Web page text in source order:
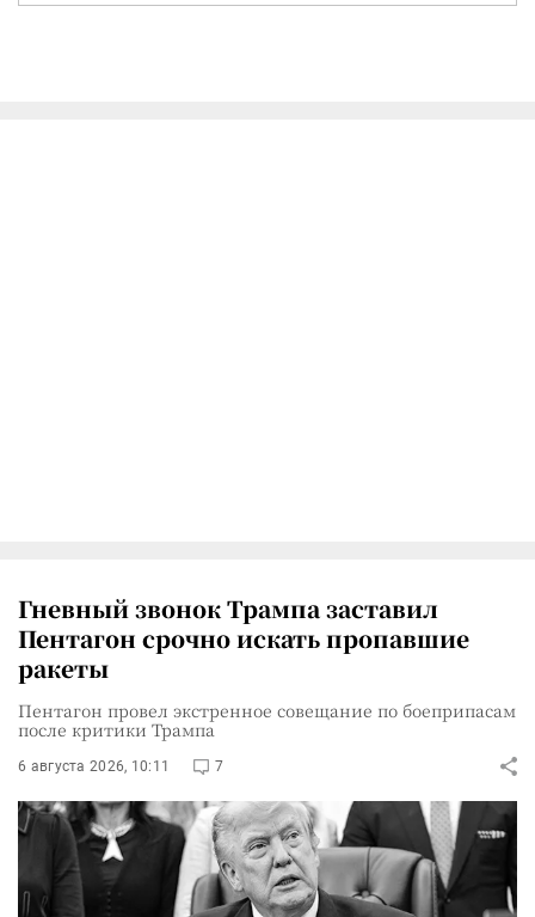
Гневный звонок Трампа заставил
Пентагон срочно искать пропавшие
ракеты
Пентагон провел экстренное совещание по боеприпасам
после критики Трампа
6 августа 2026, 10:11 7